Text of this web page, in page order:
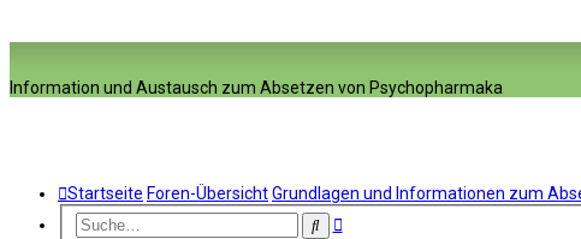
Information und Austausch zum Absetzen von Psychopharmaka
Startseite Foren-ÜbersichtGrundlagen und Informationen zum
SucheErweiterte